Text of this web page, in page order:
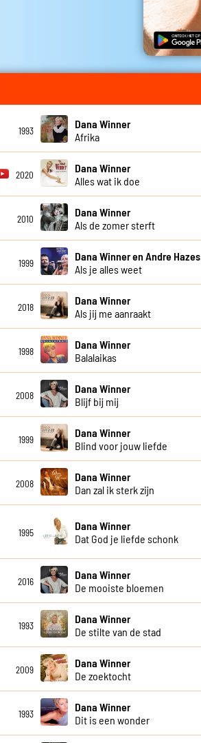
1993
Dana Winner
Afrika
2020
Dana Winner
Alles wat ik doe
2010
Dana Winner
Als de zomer sterft
1999
Dana Winner en Andre Hazes
Als je alles weet
2018
Dana Winner
Als jij me aanraakt
1998
Dana Winner
Balalaikas
2008
Dana Winner
Blijf bij mij
1999
Dana Winner
Blind voor jouw liefde
2008
Dana Winner
Dan zal ik sterk zijn
1995
Dana Winner
Dat God je liefde schonk
2016
Dana Winner
De mooiste bloemen
1993
Dana Winner
De stilte van de stad
2009
Dana Winner
De zoektocht
1993
Dana Winner
Dit is een wonder